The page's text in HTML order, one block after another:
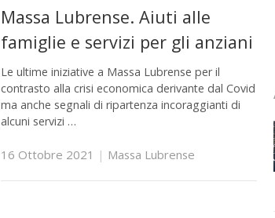
Massa Lubrense. Aiuti alle
famiglie e servizi per gli anziani
Le ultime iniziative a Massa Lubrense per il
contrasto alla crisi economica derivante dal Covid
ma anche segnali di ripartenza incoraggianti di
alcuni servizi …
16 Ottobre 2021 | Massa Lubrense